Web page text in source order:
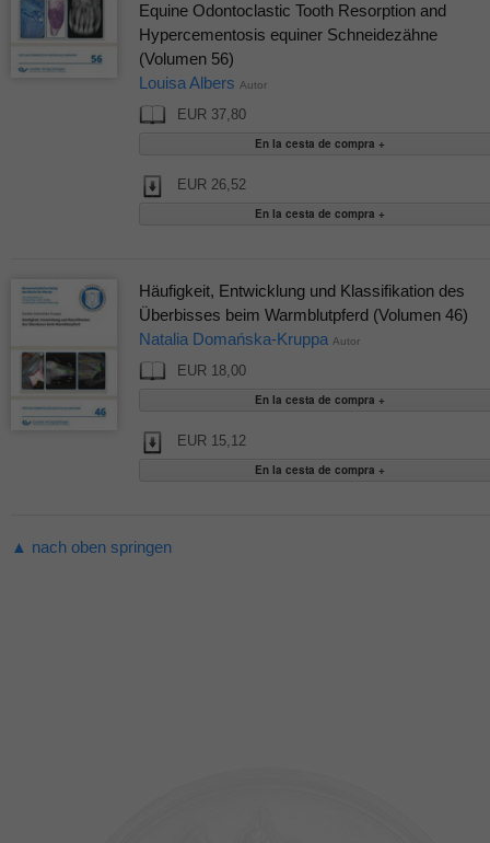
Equine Odontoclastic Tooth Resorption and
Hypercementosis equiner Schneidezähne
(Volumen 56)
Louisa Albers Autor
EUR 37,80
EUR 26,52
Häufigkeit, Entwicklung und Klassifikation des
Überbisses beim Warmblutpferd (Volumen 46)
Natalia Domańska-Kruppa Autor
EUR 18,00
EUR 15,12
▲ nach oben springen